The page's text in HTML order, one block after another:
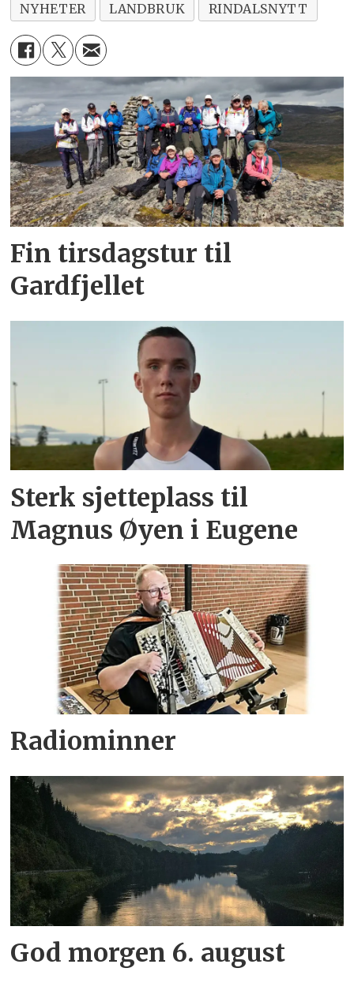
NYHETER
LANDBRUK RINDALSNYTT
Fin tirsdagstur til
Gardfjellet
Sterk sjetteplass til
Magnus Øyen i Eugene
Radiominner
God morgen 6. august